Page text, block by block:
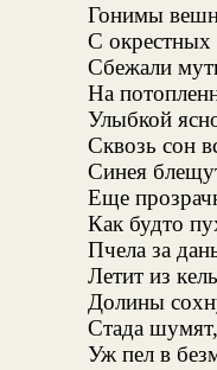
Гонимы
С окрестных
Сбежали
На
Улыбкой
Сквозь сон
Синея
Еще
Как будто
Пчела за
Летит из
Долины
Стада
Уж пел в